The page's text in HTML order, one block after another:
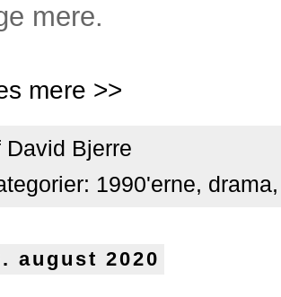
mere.
mere >>
David Bjerre
1990'erne, drama
august 2020